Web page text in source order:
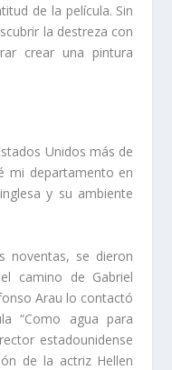
de la película. Sin
la destreza con
crear una pintura
Unidos más de
mi departamento en
y su ambiente
noventas, se dieron
camino de Gabriel
Arau lo contactó
“Como agua para
estadounidense
de la actriz Hellen